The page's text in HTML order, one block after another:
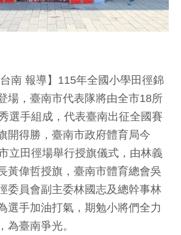
台南 報導】115年全國小學田徑錦
場，臺南市代表隊將由全市18所
選手組成，代表臺南出征全國賽
開得勝，臺南市政府體育局今
立田徑場舉行授旗儀式，由林義
黃偉哲授旗，臺南市體育總會吳
委員會副主委林國志及總幹事林
選手加油打氣，期勉小將們全力
為臺南爭光。